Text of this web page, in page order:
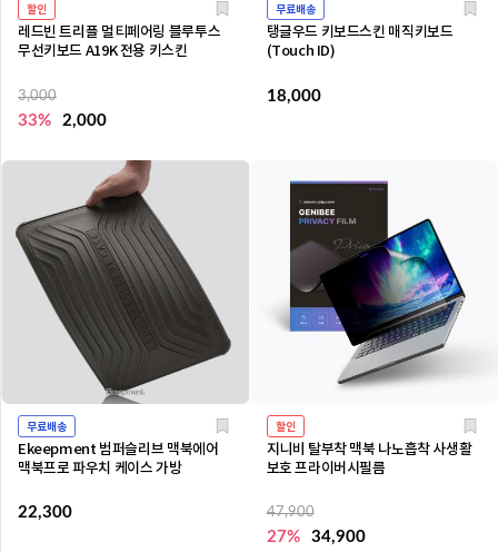
할인
레드빈 트리플 멀티페어링 블루투스
무선키보드 A19K 전용 키스킨
3,000
33% 2,000
무료배송
탱글우드 키보드스킨 매직키보드
(Touch ID)
18,000
무료배송
Ekeepment 범퍼슬리브 맥북에어
맥북프로 파우치 케이스 가방
22,300
할인
지니비 탈부착 맥북 나노흡착 사생활
보호 프라이버시필름
47,900
27% 34,900